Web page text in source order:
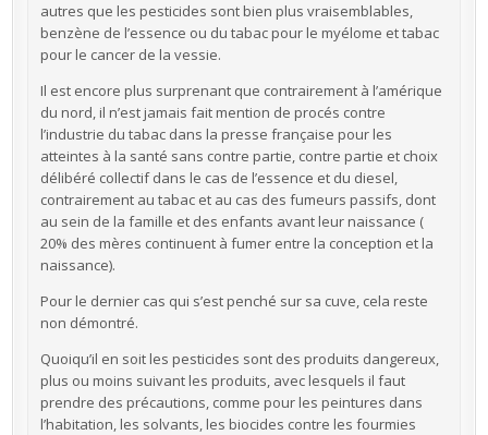
autres que les pesticides sont bien plus vraisemblables,
benzène de l’essence ou du tabac pour le myélome et tabac
pour le cancer de la vessie.
Il est encore plus surprenant que contrairement à l’amérique
du nord, il n’est jamais fait mention de procés contre
l’industrie du tabac dans la presse française pour les
atteintes à la santé sans contre partie, contre partie et choix
délibéré collectif dans le cas de l’essence et du diesel,
contrairement au tabac et au cas des fumeurs passifs, dont
au sein de la famille et des enfants avant leur naissance (
20% des mères continuent à fumer entre la conception et la
naissance).
Pour le dernier cas qui s’est penché sur sa cuve, cela reste
non démontré.
Quoiqu’il en soit les pesticides sont des produits dangereux,
plus ou moins suivant les produits, avec lesquels il faut
prendre des précautions, comme pour les peintures dans
l’habitation, les solvants, les biocides contre les fourmies